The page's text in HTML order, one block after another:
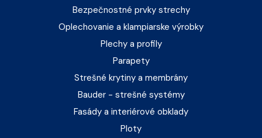
Bezpečnostné prvky strechy
Oplechovanie a klampiarske výrobky
Plechy a profily
Parapety
Strešné krytiny a membrány
Bauder - strešné systémy
Fasády a interiérové obklady
Ploty